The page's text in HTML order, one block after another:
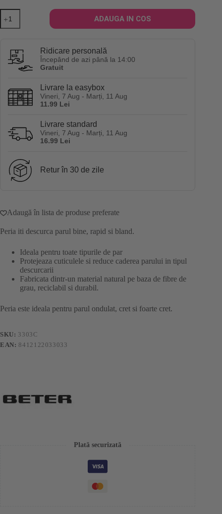
Cantitate
Perie
pentru
fibre
naturale
bej
ADAUGA IN COS
Ridicare personală
Începând de azi până la 14:00
Gratuit
Livrare la easybox
Vineri, 7 Aug - Marți, 11 Aug
11.99 Lei
Livrare standard
Vineri, 7 Aug - Marți, 11 Aug
16.99 Lei
Retur în 30 de zile
Adaugă în lista de produse preferate
Peria iti descurca parul bine, rapid si bland.
Ideala pentru toate tipurile de par
Protejeaza cuticulele si reduce caderea parului in tipul
descurcarii
Fabricata dintr-un material natural pe baza de fibre de
grau, reciclabil si durabil.
Peria este ideala pentru parul ondulat, cret si foarte cret.
SKU: 3303C
EAN: 8412122033033
Plată securizată